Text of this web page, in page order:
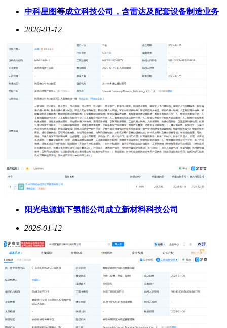
中科星图等成立科技公司，含雷达及配套设备制造业务
2026-01-12
阳光电源旗下氢能公司成立新材料科技公司
2026-01-12